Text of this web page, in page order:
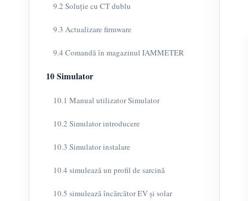
9.2 Soluție cu CT dublu
9.3 Actualizare firmware
9.4 Comandă în magazinul IAMMETER
10 Simulator
10.1 Manual utilizator Simulator
10.2 Simulator introducere
10.3 Simulator instalare
10.4 simulează un profil de sarcină
10.5 simulează încărcător EV și solar